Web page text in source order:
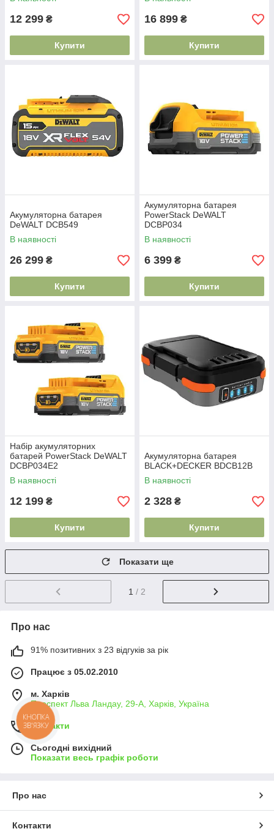
12 299 ₴
Купити
16 899 ₴
Купити
Акумуляторна батарея
DeWALT DCB549
В наявності
26 299 ₴
Купити
Акумуляторна батарея
PowerStack DeWALT
DCBP034
В наявності
6 399 ₴
Купити
Набір акумуляторних
батарей PowerStack DeWALT
DCBP034E2
В наявності
12 199 ₴
Купити
Акумуляторна батарея
BLACK+DECKER BDCB12B
В наявності
2 328 ₴
Купити
Показати ще
1 / 2
Про нас
91% позитивних з 23 відгуків за рік
Працює з 05.02.2010
м. Харків
Проспект Льва Ландау, 29-А, Харків, Україна
Контакти
Сьогодні вихідний
Показати весь графік роботи
Про нас
Контакти
КНОПКА
ЗВ'ЯЗКУ